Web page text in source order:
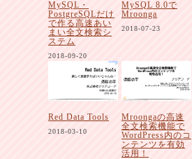
MySQL・
PostgreSQLだけ
で作る高速あい
まい全文検索シ
ステム
2018-09-20
MySQL 8.0で
Mroonga
2018-07-23
Red Data Tools
2018-03-10
Mroongaの高速
全文検索機能で
WordPress内のコ
ンテンツを有効
活用！